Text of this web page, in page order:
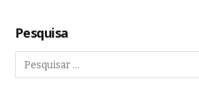
Pesquisa